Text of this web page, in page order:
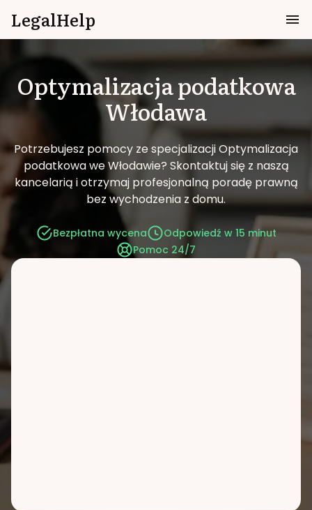
LegalHelp
Optymalizacja podatkowa
Włodawa
Potrzebujesz pomocy ze specjalizacji Optymalizacja
podatkowa we Włodawie? Skontaktuj się z naszą
kancelarią i otrzymaj profesjonalną poradę prawną
bez wychodzenia z domu.
Bezpłatna wycena
Odpowiedź w 15 minut
Pomoc 24/7